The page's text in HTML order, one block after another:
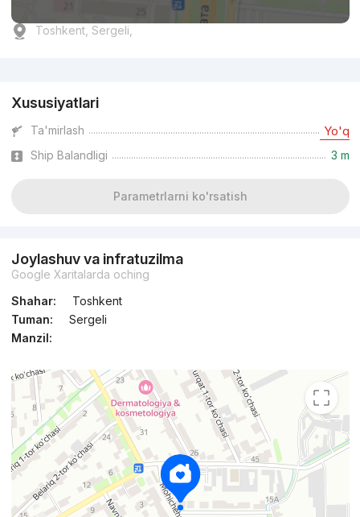
Toshkent, Sergeli,
Xususiyatlari
Ta'mirlash Yo'q
Ship Balandligi 3 m
Parametrlarni ko'rsatish
Joylashuv va infratuzilma
Google Xaritalarda oching
Shahar:
Toshkent
Tuman:
Sergeli
Manzil: